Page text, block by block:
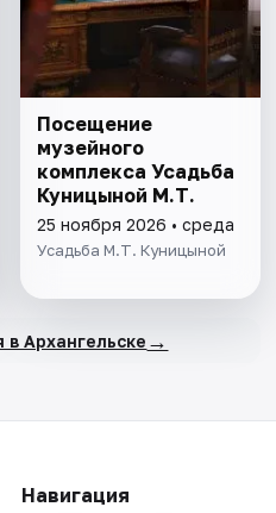
Посещение
музейного
комплекса Усадьба
Куницыной М.Т.
25 ноября 2026 • среда
Усадьба М.Т. Куницыной
Архангельске →
Навигация